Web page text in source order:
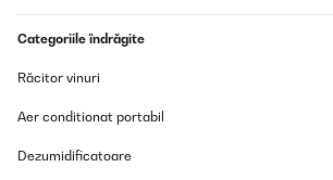
Categoriile îndrăgite
Răcitor vinuri
Aer conditionat portabil
Dezumidificatoare